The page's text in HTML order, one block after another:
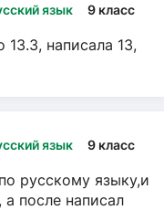
язык 9 класс
написала 13,
язык 9 класс
русскому языку,и
после написал